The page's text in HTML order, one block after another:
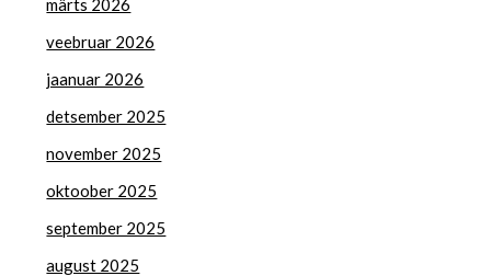
märts 2026
veebruar 2026
jaanuar 2026
detsember 2025
november 2025
oktoober 2025
september 2025
august 2025